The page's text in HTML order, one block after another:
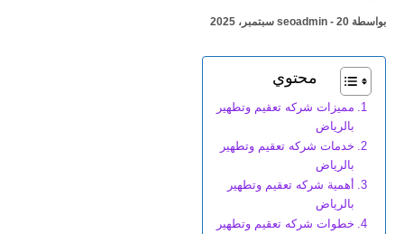
بواسطة seoadmin - 20 سبتمبر، 2025
محتوي
مميزات شركه تعقيم وتطهير
بالرياض
خدمات شركه تعقيم وتطهير
بالرياض
أهمية شركه تعقيم وتطهير
بالرياض
خطوات شركه تعقيم وتطهير